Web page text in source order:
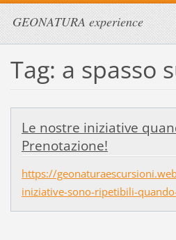
GEONATURA experience
Tag: a spasso
Le nostre iniziative
Prenotazione!
https://
iniziative-sono-ripetibili-